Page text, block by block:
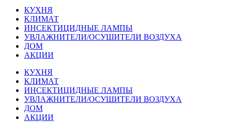
КУХНЯ
КЛИМАТ
ИНСЕКТИЦИДНЫЕ ЛАМПЫ
УВЛАЖНИТЕЛИ/ОСУШИТЕЛИ ВОЗДУХА
ДОМ
АКЦИИ
КУХНЯ
КЛИМАТ
ИНСЕКТИЦИДНЫЕ ЛАМПЫ
УВЛАЖНИТЕЛИ/ОСУШИТЕЛИ ВОЗДУХА
ДОМ
АКЦИИ